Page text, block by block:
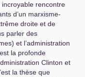
rencontre
d’un marxisme-
droite et de
parler des
et l’administration
la profonde
Clinton et
la thèse que